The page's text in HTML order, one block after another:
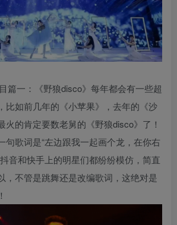
一：《野狼disco》每年都会有一些超
比如前几年的《小苹果》，去年的《沙
火的肯定要数老舅的《野狼disco》了！
句歌词是“左边跟我一起画个龙，在你右
音和快手上的明星们都纷纷模仿，简直
，不管是跳舞还是改编歌词，这绝对是